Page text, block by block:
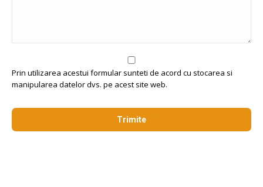
Prin utilizarea acestui formular sunteti de acord cu stocarea si
manipularea datelor dvs. pe acest site web.